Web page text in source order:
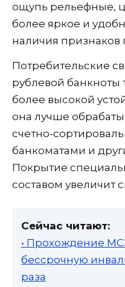
ощупь рельефные,
более яркое и
наличия признаков
Потребительские
рублевой
более высокой
она лучше
счетно-
банкоматами и
Покрытие
составом увеличит
Сейчас читают:
• Прохождение
бессрочную
раза